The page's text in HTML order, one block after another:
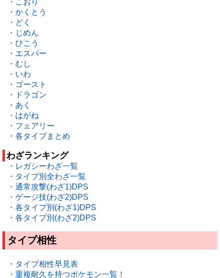
・かくとう
・どく
・じめん
・ひこう
・エスパー
・むし
・いわ
・ゴースト
・ドラゴン
・あく
・はがね
・フェアリー
・各タイプまとめ
わざランキング
・レガシーわざ一覧
・タイプ別全わざ一覧
・通常攻撃(わざ1)DPS
・ゲージ技(わざ2)DPS
・各タイプ別(わざ1)DPS
・各タイプ別(わざ2)DPS
タイプ相性
・タイプ相性早見表
・重複耐久を持つポケモン一覧！